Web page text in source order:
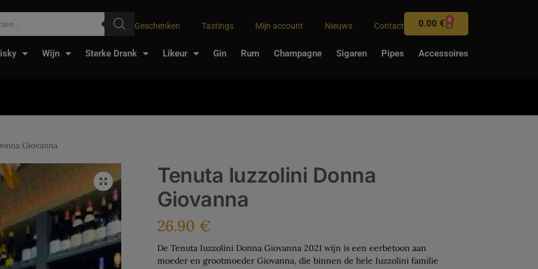
Geschenken Tastings Mijn account Nieuws Contact 0.00€ 0
Wijn Sterke Drank Likeur Gin Rum Champagne Sigaren Pipes Accessoires
Giovanna
Tenuta Iuzzolini Donna
Giovanna
26.90 €
De Tenuta Iuzzolini Donna Giovanna 2021 wijn is een eerbetoon aan
moeder en grootmoeder Giovanna, die binnen de hele Iuzzolini familie